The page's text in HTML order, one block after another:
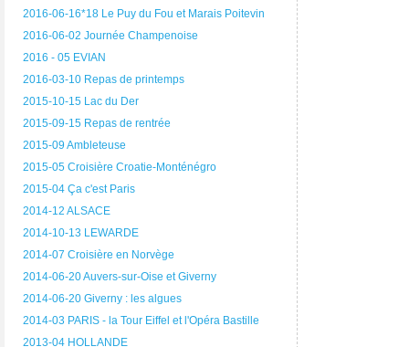
2016-06-16*18 Le Puy du Fou et Marais Poitevin
2016-06-02 Journée Champenoise
2016 - 05 EVIAN
2016-03-10 Repas de printemps
2015-10-15 Lac du Der
2015-09-15 Repas de rentrée
2015-09 Ambleteuse
2015-05 Croisière Croatie-Monténégro
2015-04 Ça c'est Paris
2014-12 ALSACE
2014-10-13 LEWARDE
2014-07 Croisière en Norvège
2014-06-20 Auvers-sur-Oise et Giverny
2014-06-20 Giverny : les algues
2014-03 PARIS - la Tour Eiffel et l'Opéra Bastille
2013-04 HOLLANDE